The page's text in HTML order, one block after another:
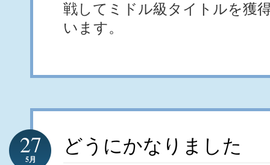
戦してミドル級タイトルを獲
います。
どうにかなりました
27
5月